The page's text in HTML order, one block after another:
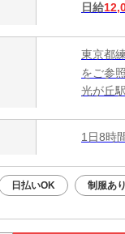
日給
東京都
をご参
光が丘
1日8時
日払いOK 制服あり